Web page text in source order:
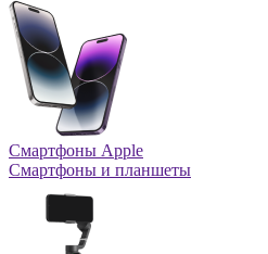
Смартфоны Apple
Смартфоны и планшеты